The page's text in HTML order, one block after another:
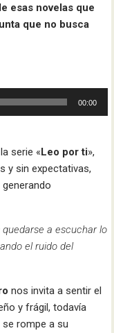
esas novelas que
que no busca
00:00
serie «Leo por ti»,
y sin expectativas,
quedarse a escuchar lo
el ruido del
nos invita a sentir el
y frágil, todavía
rompe a su